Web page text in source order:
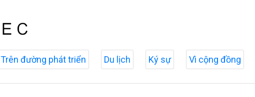
Trên đường phát triển Du lịch Ký sự Vì cộng đồng